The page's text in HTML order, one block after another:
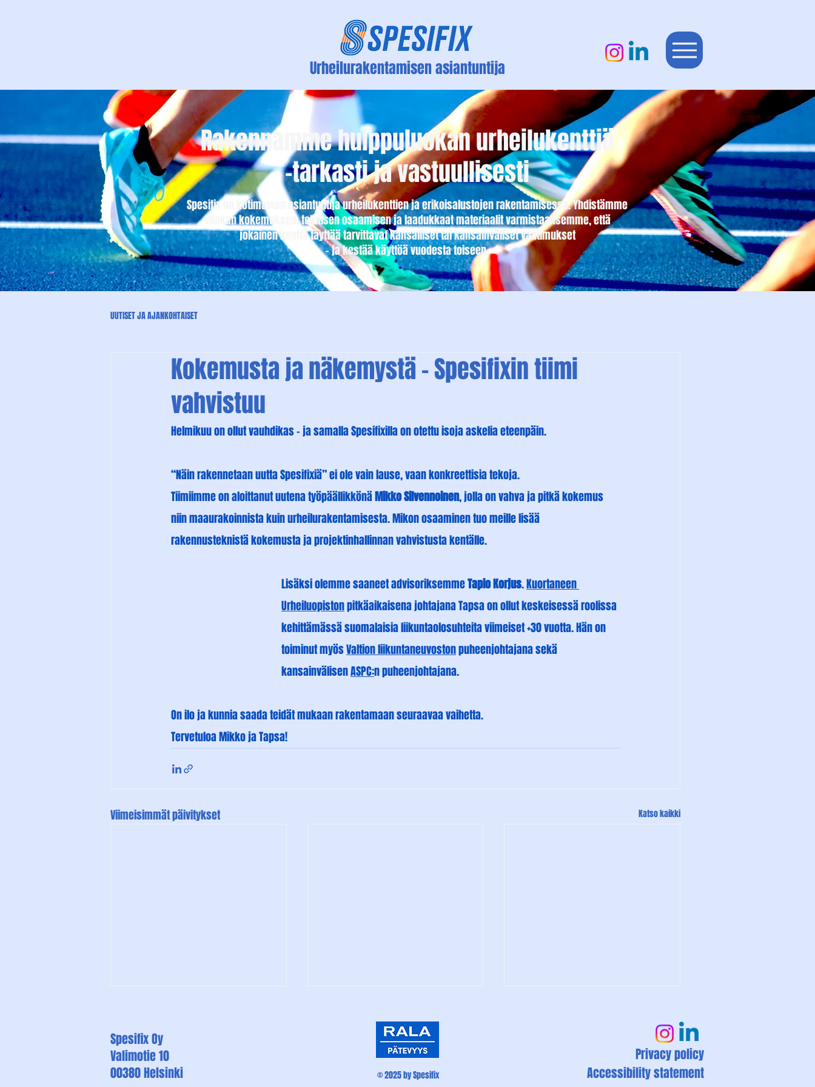
Urheilurakentamisen asiantuntija
Rakennamme huippuluokan urheilukenttiä
-tarkasti ja vastuullisesti
Spesifix on kotimainen asiantuntija urheilukenttien ja erikoisalustojen rakentamisessa. Yhdistämme
vankan kokemuksen, teknisen osaamisen ja laadukkaat materiaalit varmistaaksemme, että
jokainen kenttä täyttää tarvittavat kansalliset tai kansainväliset vaatimukset
- ja kestää käyttöä vuodesta toiseen.
UUTISET JA AJANKOHTAISET
Kokemusta ja näkemystä – Spesifixin tiimi
vahvistuu
Helmikuu on ollut vauhdikas – ja samalla Spesifixilla on otettu isoja askelia eteenpäin.
“Näin rakennetaan uutta Spesifixiä” ei ole vain lause, vaan konkreettisia tekoja.
Tiimiimme on aloittanut uutena työpäällikkönä Mikko Silvennoinen, jolla on vahva ja pitkä kokemus
niin maaurakoinnista kuin urheilurakentamisesta. Mikon osaaminen tuo meille lisää
rakennusteknistä kokemusta ja projektinhallinnan vahvistusta kentälle.
Lisäksi olemme saaneet advisoriksemme Tapio Korjus. Kuortaneen
Urheiluopiston pitkäaikaisena johtajana Tapsa on ollut keskeisessä roolissa
kehittämässä suomalaisia liikuntaolosuhteita viimeiset +30 vuotta. Hän on
toiminut myös Valtion liikuntaneuvoston puheenjohtajana sekä
kansainvälisen ASPC:n puheenjohtajana.
On ilo ja kunnia saada teidät mukaan rakentamaan seuraavaa vaihetta.
Tervetuloa Mikko ja Tapsa!
Viimeisimmät päivitykset Katso kaikki
Spesifix Oy
Valimotie 10
00380 Helsinki
© 2025 by Spesifix
Privacy policy
Accessibility statement